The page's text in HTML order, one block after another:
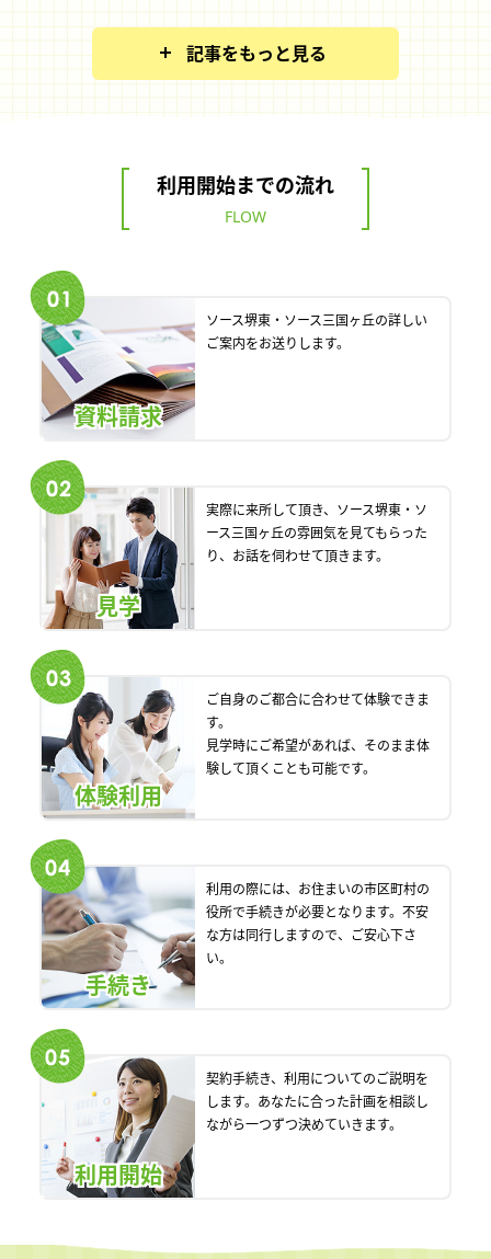
記事をもっと見る
利用開始までの流れ
FLOW
資料請求
ソース堺東・ソース三国ヶ丘の詳しい
ご案内をお送りします。
見学
実際に来所して頂き、ソース堺東・ソ
ース三国ヶ丘の雰囲気を見てもらった
り、お話を伺わせて頂きます。
体験利用
ご自身のご都合に合わせて体験できま
す。
見学時にご希望があれば、そのまま体
験して頂くことも可能です。
手続き
利用の際には、お住まいの市区町村の
役所で手続きが必要となります。不安
な方は同行しますので、ご安心下さ
い。
利用開始
契約手続き、利用についてのご説明を
します。あなたに合った計画を相談し
ながら一つずつ決めていきます。